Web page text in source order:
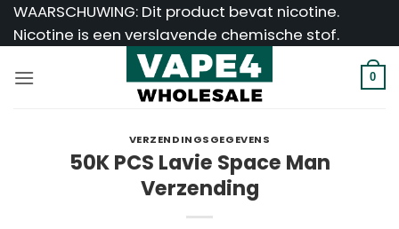
Ga
naar
WAARSCHUWING: Dit product bevat nicotine.
Nicotine is een verslavende chemische stof.
0
VERZENDINGSGEGEVENS
50K PCS Lavie Space Man
Verzending